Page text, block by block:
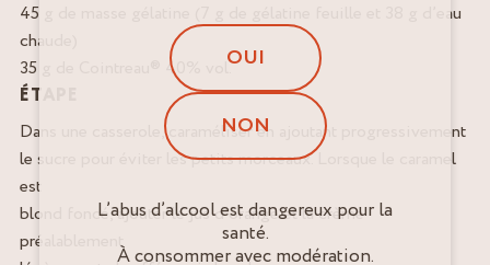
45 g de masse gélatine (7 g de gélatine feuille et 38 g d’eau
chaude)
35 g de Cointreau® 40% vol.
ÉTAPE
Dans une casserole, caraméliser en ajoutant progressivement
le sucre pour éviter les petits morceaux. Lorsque le caramel
est
blond foncé, ajouter le jus d’orange et la crème
préalablement
OUI
NON
L’abus d’alcool est dangereux pour la
santé.
À consommer avec modération.